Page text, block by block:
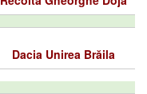
Dacia Unirea Brăila